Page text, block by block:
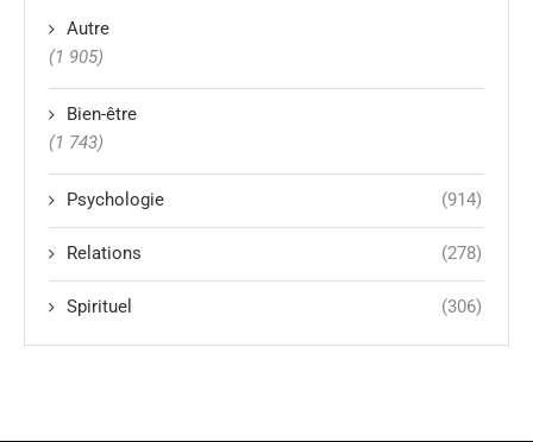
Autre
(1 905)
Bien-être
(1 743)
Psychologie (914)
Relations (278)
Spirituel (306)